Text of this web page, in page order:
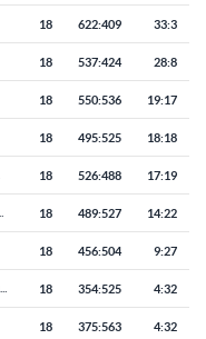
18 622:409 33:3
18 537:424 28:8
18 550:536 19:17
18 495:525 18:18
18 526:488 17:19
18 489:527 14:22
18 456:504 9:27
18 354:525 4:32
18 375:563 4:32